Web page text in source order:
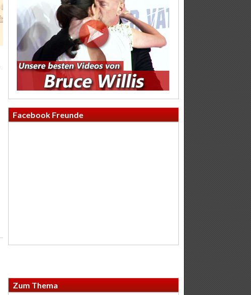
Facebook Freunde
Zum Thema